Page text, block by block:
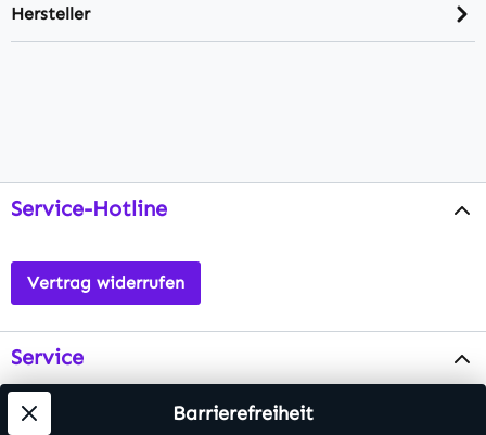
Hersteller
Service-Hotline
Vertrag widerrufen
Service
Info Barrierefreiheit